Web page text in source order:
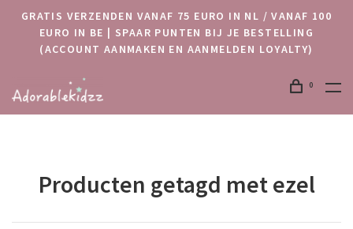
GRATIS VERZENDEN VANAF 75 EURO IN NL / VANAF 100
EURO IN BE | SPAAR PUNTEN BIJ JE BESTELLING
(ACCOUNT AANMAKEN EN AANMELDEN LOYALTY)
0
Producten getagd met ezel